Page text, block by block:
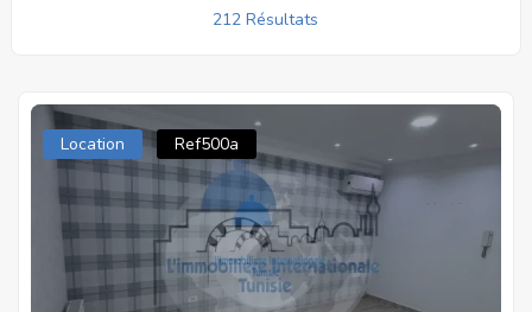
212 Résultats
Location Ref500a